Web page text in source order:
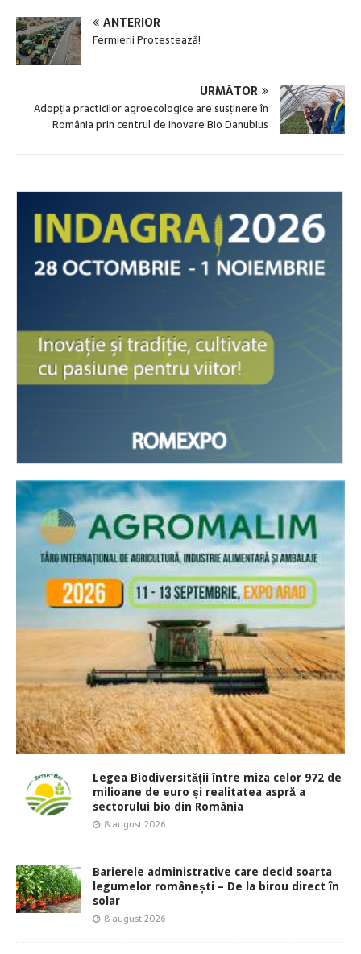
ANTERIOR
Fermierii Protestează!
URMĂTOR
Adopția practicilor agroecologice are susținere în
România prin centrul de inovare Bio Danubius
Legea Biodiversității între miza celor 972 de
milioane de euro și realitatea aspră a
sectorului bio din România
8 august 2026
Barierele administrative care decid soarta
legumelor românești – De la birou direct în
solar
8 august 2026